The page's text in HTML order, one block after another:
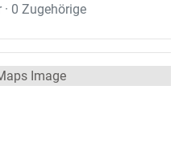
0 Zugehörige